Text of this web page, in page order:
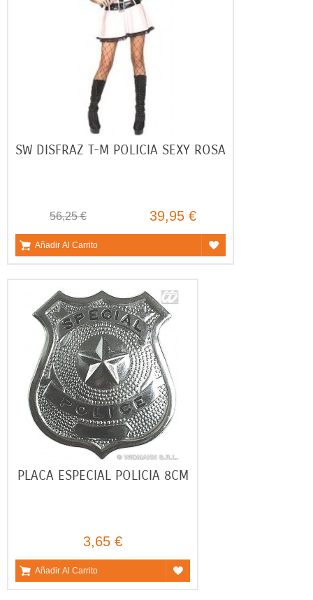
SW DISFRAZ T-M POLICIA SEXY ROSA
56,25 € 39,95 €
Añadir Al Carrito
PLACA ESPECIAL POLICIA 8CM
3,65 €
Añadir Al Carrito